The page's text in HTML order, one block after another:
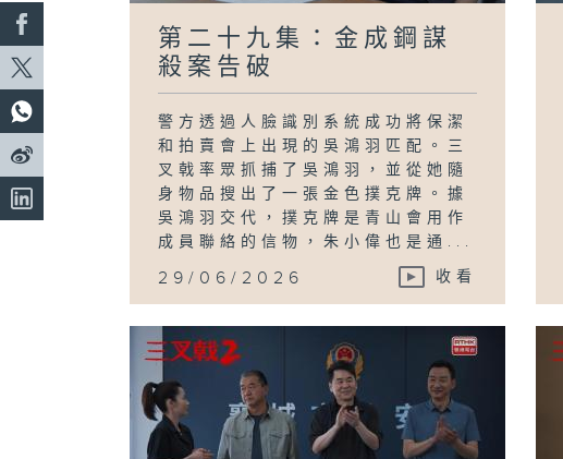
第二十九集：金成鋼謀
殺案告破
警方透過人臉識別系統成功將保潔
和拍賣會上出現的吳鴻羽匹配。三
叉戟率眾抓捕了吳鴻羽，並從她隨
身物品搜出了一張金色撲克牌。據
吳鴻羽交代，撲克牌是青山會用作
成員聯絡的信物，朱小偉也是通...
29/06/2026 收看